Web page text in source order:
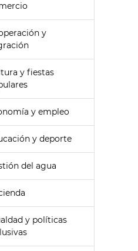
y
y fiestas
y empleo
y deporte
del agua
y políticas